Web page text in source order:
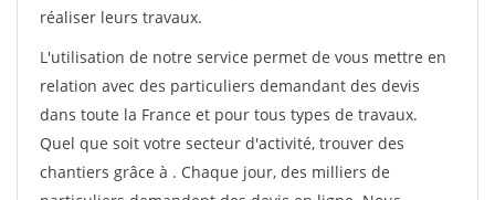
réaliser leurs travaux.
L'utilisation de notre service permet de vous mettre en
relation avec des particuliers demandant des devis
dans toute la France et pour tous types de travaux.
Quel que soit votre secteur d'activité, trouver des
chantiers grâce à . Chaque jour, des milliers de